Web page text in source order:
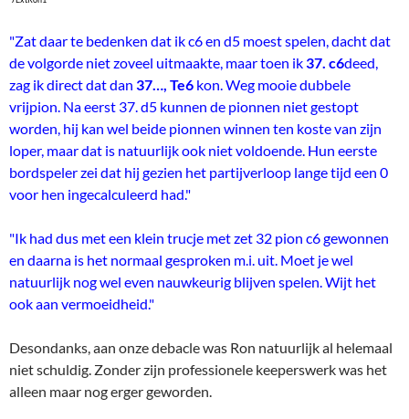
"Zat daar te bedenken dat ik c6 en d5 moest spelen, dacht dat
de volgorde niet zoveel uitmaakte, maar toen ik37. c6deed,
zag ik direct dat dan 37…, Te6 kon. Weg mooie dubbele
vrijpion. Na eerst 37. d5 kunnen de pionnen niet gestopt
worden, hij kan wel beide pionnen winnen ten koste van zijn
loper, maar dat is natuurlijk ook niet voldoende. Hun eerste
bordspeler zei dat hij gezien het partijverloop lange tijd een 0
voor hen ingecalculeerd had."
"Ik had dus met een klein trucje met zet 32 pion c6 gewonnen
en daarna is het normaal gesproken m.i. uit. Moet je wel
natuurlijk nog wel even nauwkeurig blijven spelen. Wijt het
ook aan vermoeidheid."
Desondanks, aan onze debacle was Ron natuurlijk al helemaal
niet schuldig. Zonder zijn professionele keeperswerk was het
alleen maar nog erger geworden.